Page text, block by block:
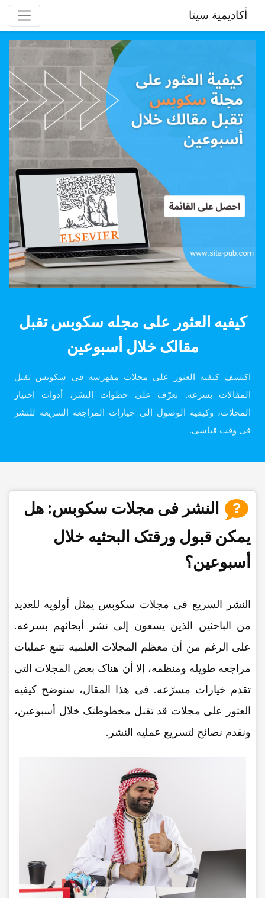
أكاديمية سيتا
کیفیه العثور على مجله سکوبس تقبل
مقالک خلال أسبوعین
اکتشف کیفیه العثور على مجلات مفهرسه فی سکوبس تقبل
المقالات بسرعه. تعرّف على خطوات النشر، أدوات اختیار
المجلات، وکیفیه الوصول إلى خیارات المراجعه السریعه للنشر
فی وقت قیاسی.
النشر فی مجلات سکوبس: هل
یمکن قبول ورقتک البحثیه خلال
أسبوعین؟
النشر السریع فی مجلات سکوبس یمثل أولویه للعدید
من الباحثین الذین یسعون إلى نشر أبحاثهم بسرعه.
على الرغم من أن معظم المجلات العلمیه تتبع عملیات
مراجعه طویله ومنظمه، إلا أن هناک بعض المجلات التی
تقدم خیارات مسرّعه. فی هذا المقال، سنوضح کیفیه
العثور على مجلات قد تقبل مخطوطتک خلال أسبوعین،
ونقدم نصائح لتسریع عملیه النشر.